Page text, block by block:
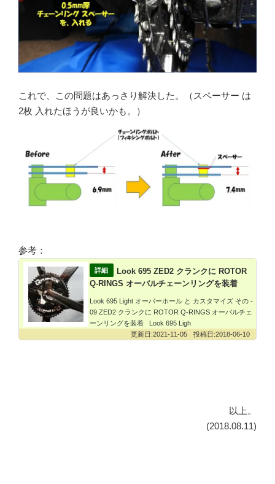
これで、この問題はあっさり解決した。（スペーサー は
2枚 入れたほうが良いかも。）
参考：
Look 695 ZED2 クランクに ROTOR
Q-RINGS オーバルチェーンリングを装着
Look 695 Light オーバーホール と カスタマイズ その -
09 ZED2 クランクに ROTOR Q-RINGS オーバルチェ
ーンリングを装着 Look 695 Ligh
2018-06-10
2021-11-05
以上。
(2018.08.11)